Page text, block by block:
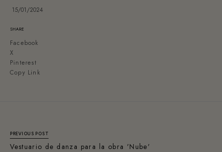
15/01/2024
SHARE
Facebook
X
Pinterest
Copy Link
PREVIOUS POST
Vestuario de danza para la obra 'Nube'